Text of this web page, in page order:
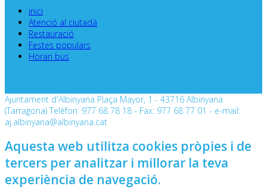
inici
Atenció al ciutadà
Restauració
Festes populars
Horari bus
Ajuntament d'Albinyana Plaça Mayor, 1 - 43716 Albinyana
(Tarragona) Telèfon: 977 68 78 18 - Fax: 977 68 77 01 - e-mail:
aj.albinyana@albinyana.cat
Aquesta web utilitza cookies pròpies i de
tercers per analitzar i millorar la teva
experiència de navegació.